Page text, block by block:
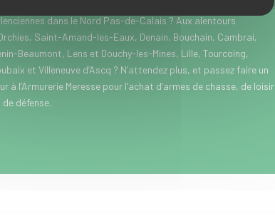
de chasse...). Vous habitez près de Somain, entre Douai et
dans le Nord Pas-de-Calais ? Aux alentours
Saint-Amand-les-Eaux, Denain, Bouchain, Cambrai,
Beaumont, Lens et Douchy-les-Mines, Lille, Tourcoing,
et Villeneuve d’Ascq ? N’attendez plus, et passez faire un
à l’Armurerie Meresse pour l’achat d’armes de chasse, de loisir
de défense.